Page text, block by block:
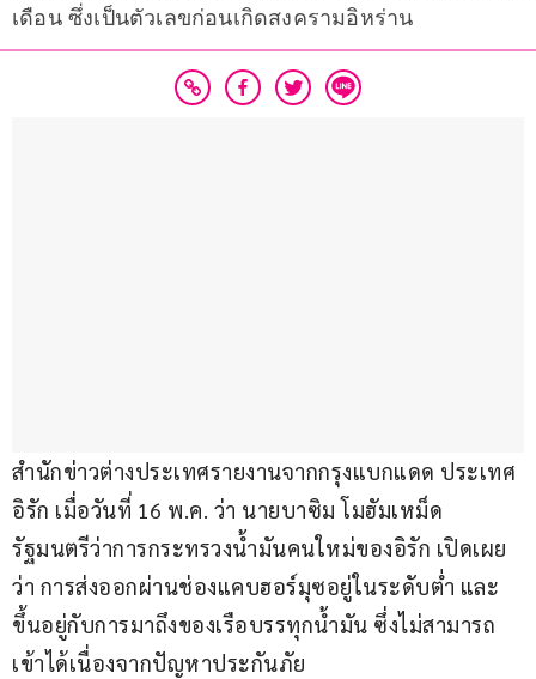
เดือน ซึ่งเป็นตัวเลขก่อนเกิดสงครามอิหร่าน
สำนักข่าวต่างประเทศรายงานจากกรุงแบกแดด ประเทศ
อิรัก เมื่อวันที่ 16 พ.ค. ว่า นายบาซิม โมฮัมเหม็ด
รัฐมนตรีว่าการกระทรวงน้ำมันคนใหม่ของอิรัก เปิดเผย
ว่า การส่งออกผ่านช่องแคบฮอร์มุซอยู่ในระดับต่ำ และ
ขึ้นอยู่กับการมาถึงของเรือบรรทุกน้ำมัน ซึ่งไม่สามารถ
เข้าได้เนื่องจากปัญหาประกันภัย